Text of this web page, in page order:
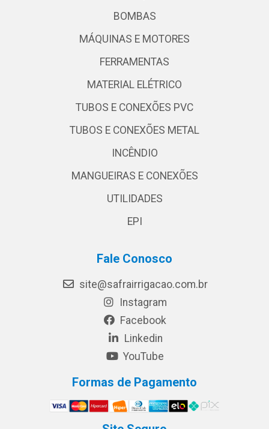
BOMBAS
MÁQUINAS E MOTORES
FERRAMENTAS
MATERIAL ELÉTRICO
TUBOS E CONEXÕES PVC
TUBOS E CONEXÕES METAL
INCÊNDIO
MANGUEIRAS E CONEXÕES
UTILIDADES
EPI
Fale Conosco
site@safrairrigacao.com.br
Instagram
Facebook
Linkedin
YouTube
Formas de Pagamento